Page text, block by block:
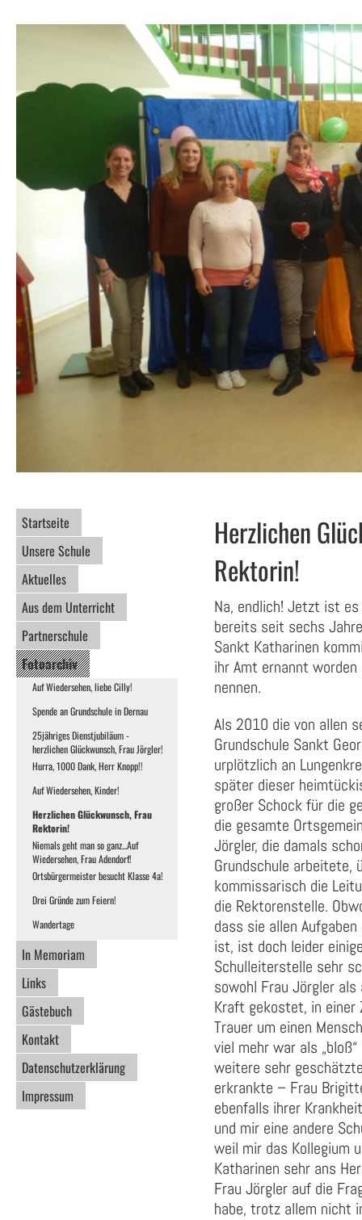
Startseite
Unsere Schule
Aktuelles
Aus dem Unterricht
Partnerschule
Fotoarchiv
Auf Wiedersehen, liebe Cilly!
Spende an Grundschule in Dernau
25jähriges Dienstjubiläum -
herzlichen Glückwunsch, Frau Jörgler!
Hurra, 1000 Dank, Herr Knopp!!
Auf Wiedersehen, Kinder!
Herzlichen Glückwunsch, Frau
Rektorin!
Niemals geht man so ganz...Auf
Wiedersehen, Frau Adendorf!
Ortsbürgermeister besucht Klasse 4a!
Drei Gründe zum Feiern!
Wandertage
In Memoriam
Links
Gästebuch
Kontakt
Datenschutzerklärung
Impressum
Herzlichen
Rektorin!
Na, endlich! Jetzt ist
bereits seit sechs
Sankt Katharinen
ihr Amt ernannt
nennen.
Als 2010 die von allen
Grundschule Sankt
urplötzlich an
später dieser
großer Schock für die
die gesamte
Jörgler, die damals
Grundschule arbeitete,
kommissarisch die
die Rektorenstelle.
dass sie allen
ist, ist doch leider
Schulleiterstelle sehr
sowohl Frau Jörgler als
Kraft gekostet, in einer
Trauer um einen
viel mehr war als
weitere sehr
erkrankte – Frau
ebenfalls ihrer
und mir eine andere
weil mir das Kollegium
Katharinen sehr ans
Frau Jörgler auf die
habe, trotz allem nicht